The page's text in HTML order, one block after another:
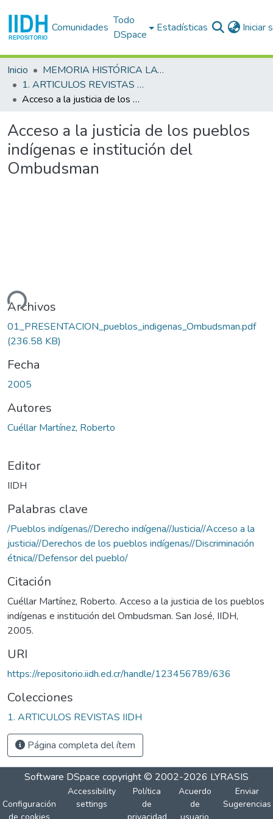
Comunidades
Todo
DSpace
Estadísticas Iniciar
Inicio
MEMORIA HISTÓRICA LATINOAMERICANA
1. ARTICULOS REVISTAS IIDH
Acceso a la justicia de los pueblos indígenas e institución del Ombudsman
Acceso a la justicia de los pueblos
indígenas e institución del
Ombudsman
Archivos
01_PRESENTACION_pueblos_indigenas_Ombudsman.pdf
(236.58 KB)
Fecha
2005
Autores
Cuéllar Martínez, Roberto
Editor
IIDH
Palabras clave
/Pueblos indígenas//Derecho indígena//Justicia//Acceso a la
justicia//Derechos de los pueblos indígenas//Discriminación
étnica//Defensor del pueblo/
Citación
Cuéllar Martínez, Roberto. Acceso a la justicia de los pueblos
indígenas e institución del Ombudsman. San José, IIDH,
2005.
URI
https://repositorio.iidh.ed.cr/handle/123456789/636
Colecciones
1. ARTICULOS REVISTAS IIDH
Página completa del ítem
Software DSpace copyright © 2002-2026 LYRASIS
Configuración
Accessibility
settings
Política
de
Acuerdo
de
Enviar
Sugerencias